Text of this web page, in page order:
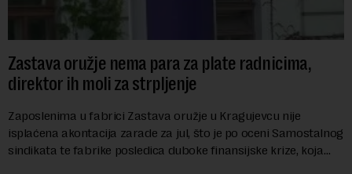
Zastava oružje nema para za plate radnicima,
direktor ih moli za strpljenje
Zaposlenima u fabrici Zastava oružje u Kragujevcu nije
isplaćena akontacija zarade za jul, što je po oceni Samostalnog
sindikata te fabrike posledica duboke finansijske krize, koja